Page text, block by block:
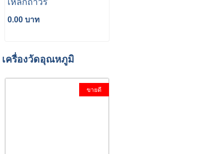
เหล็กถาวร
0.00 บาท
เครื่องวัดอุณหภูมิ
ขายดี